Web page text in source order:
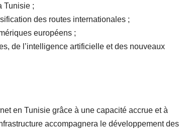
Tunisie ;
des routes internationales ;
européens ;
de l’intelligence artificielle et des nouveaux
en Tunisie grâce à une capacité accrue et à
accompagnera le développement des